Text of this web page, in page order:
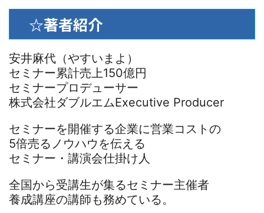
☆著者紹介
安井麻代（やすいまよ）
セミナー累計売上150億円
セミナープロデューサー
株式会社ダブルエムExecutive Producer
セミナーを開催する企業に営業コストの
5倍売るノウハウを伝える
セミナー・講演会仕掛け人
全国から受講生が集るセミナー主催者
養成講座の講師も務めている。